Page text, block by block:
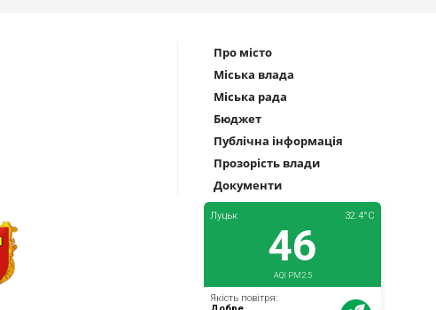
Про місто
Міська влада
Міська рада
Бюджет
Публічна інформація
Прозорість влади
Документи